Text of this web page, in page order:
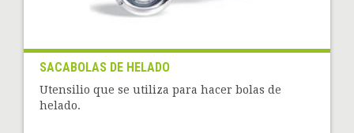
SACABOLAS DE HELADO
Utensilio que se utiliza para hacer bolas de
helado.